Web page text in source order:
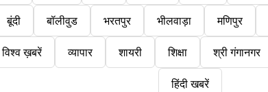
बूंदी बॉलीवुड भरतपुर भीलवाड़ा मणिपुर
विश्व ख़बरें व्यापार शायरी शिक्षा श्री गंगानगर
हिंदी खबरें